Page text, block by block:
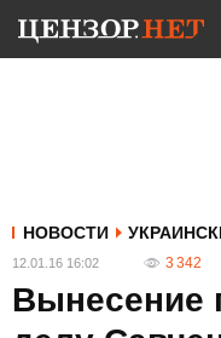
НОВОСТИ
12.01.16 16:02 3 342
Вынесение